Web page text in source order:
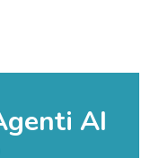
AI